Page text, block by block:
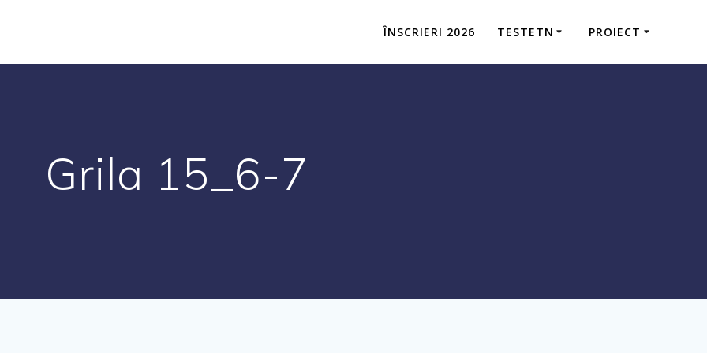
ÎNSCRIERI 2026 TESTETN PROIECT
Grila 15_6-7